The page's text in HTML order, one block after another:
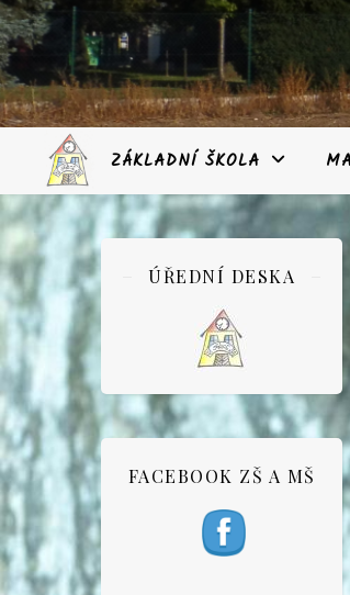
ZÁKLADNÍ ŠKOLA
ÚŘEDNÍ DESKA
FACEBOOK ZŠ A MŠ